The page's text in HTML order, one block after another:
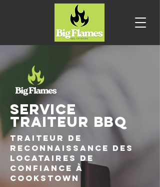
SERVICE
TRAITEUR BBQ
Traiteur de
reconnaissance des
locataires de
confiance à
Cookstown